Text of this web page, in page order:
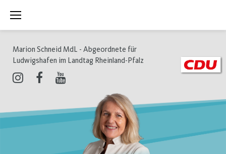
Inhalt
Marion Schneid MdL - Abgeordnete für
Ludwigshafen im Landtag Rheinland-Pfalz